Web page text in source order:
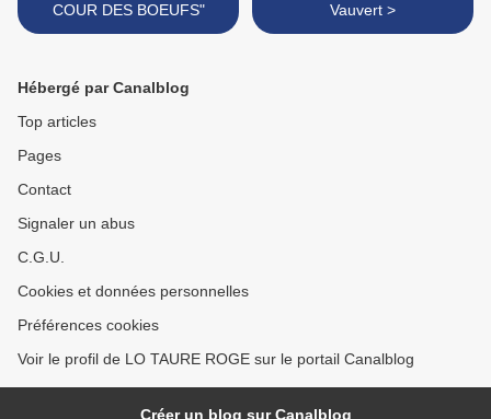
COUR DES BOEUFS"
Vauvert >
Hébergé par Canalblog
Top articles
Pages
Contact
Signaler un abus
C.G.U.
Cookies et données personnelles
Préférences cookies
Voir le profil de LO TAURE ROGE sur le portail Canalblog
Créer un blog sur Canalblog